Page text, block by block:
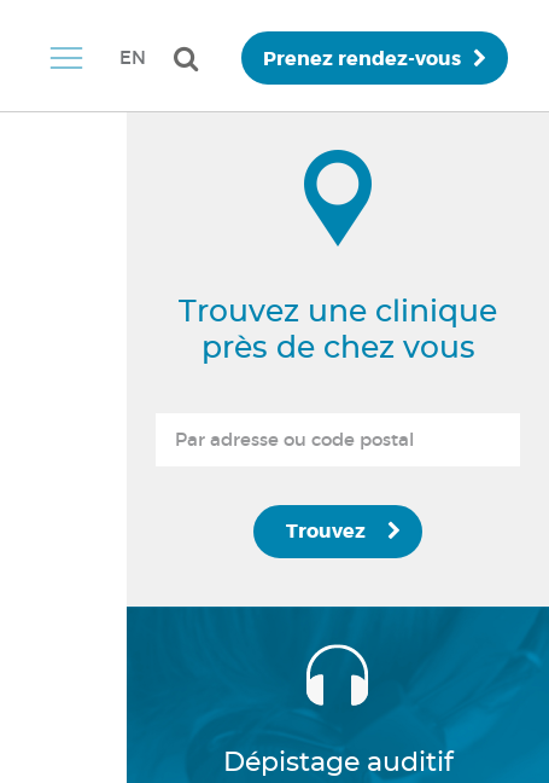
EN Prenez rendez-vous
Trouvez une clinique
près de chez vous
Trouvez
Dépistage auditif